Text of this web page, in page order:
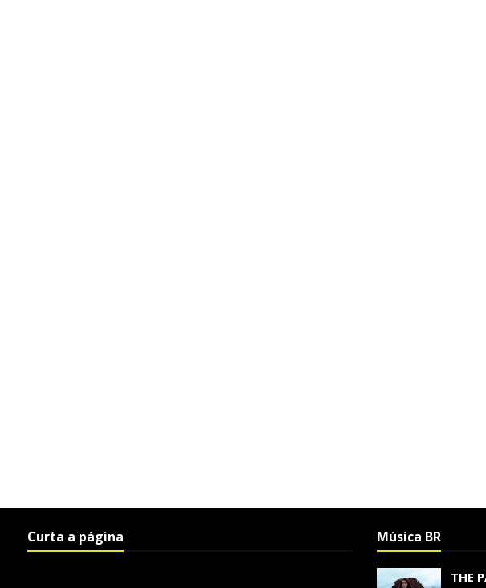
Curta a página Música BR
THE